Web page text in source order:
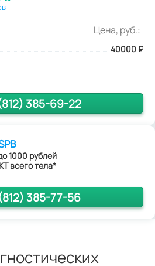
Цена, руб.:
40000 ₽
385-69-22
1000 рублей
всего тела*
385-77-56